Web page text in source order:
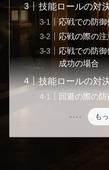
技能ロールの対
応戦での防御
応戦の際の注
応戦での防
成功の場合
技能ロールの対
回避の際の防
も